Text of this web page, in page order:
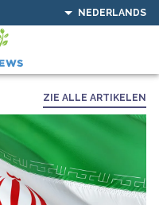
NEDERLANDS
ZIE ALLE ARTIKELEN